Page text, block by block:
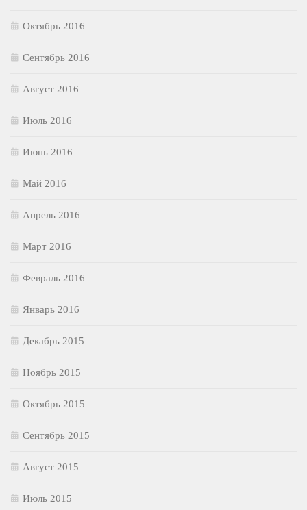
Октябрь 2016
Сентябрь 2016
Август 2016
Июль 2016
Июнь 2016
Май 2016
Апрель 2016
Март 2016
Февраль 2016
Январь 2016
Декабрь 2015
Ноябрь 2015
Октябрь 2015
Сентябрь 2015
Август 2015
Июль 2015